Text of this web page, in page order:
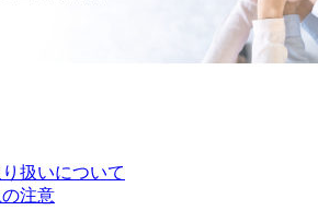
扱いについて
注意